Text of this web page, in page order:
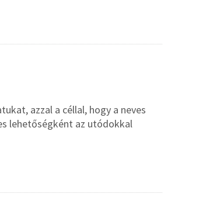
azzal a céllal, hogy a neves
lehetőségként az utódokkal